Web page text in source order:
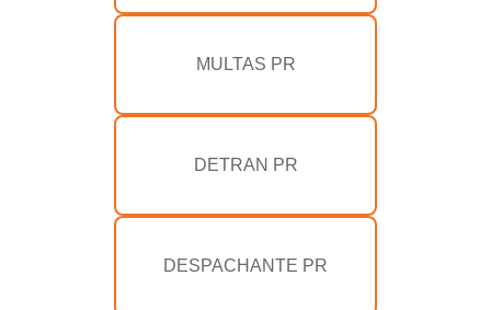
MULTAS PR
DETRAN PR
DESPACHANTE PR